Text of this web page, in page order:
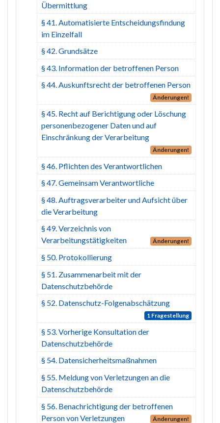
Übermittlung
§ 41. Automatisierte Entscheidungsfindung
im Einzelfall
§ 42. Grundsätze
§ 43. Information der betroffenen Person
§ 44. Auskunftsrecht der betroffenen Person
Änderungen!
§ 45. Recht auf Berichtigung oder Löschung
personenbezogener Daten und auf
Einschränkung der Verarbeitung
Änderungen!
§ 46. Pflichten des Verantwortlichen
§ 47. Gemeinsam Verantwortliche
§ 48. Auftragsverarbeiter und Aufsicht über
die Verarbeitung
§ 49. Verzeichnis von
Verarbeitungstätigkeiten
Änderungen!
§ 50. Protokollierung
§ 51. Zusammenarbeit mit der
Datenschutzbehörde
§ 52. Datenschutz-Folgenabschätzung
1 Fragestellung
§ 53. Vorherige Konsultation der
Datenschutzbehörde
§ 54. Datensicherheitsmaßnahmen
§ 55. Meldung von Verletzungen an die
Datenschutzbehörde
§ 56. Benachrichtigung der betroffenen
Person von Verletzungen
Änderungen!